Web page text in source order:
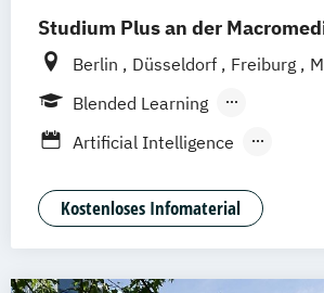
Studium Plus an der
Berlin Düsseldorf Freiburg
Stuttgart
Frankfurt am Main
Blended Learning
Berufsbegleitendes
Artificial Intelligence
Medien- und
Kostenloses Infomaterial